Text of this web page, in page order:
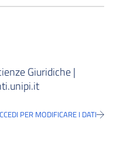
Giuridiche |
PER MODIFICARE I DATI